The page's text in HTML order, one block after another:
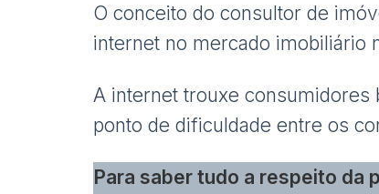
O conceito do consultor de
internet no mercado imobiliário
A internet trouxe consumidores
ponto de dificuldade entre os
Para saber tudo a respeito da